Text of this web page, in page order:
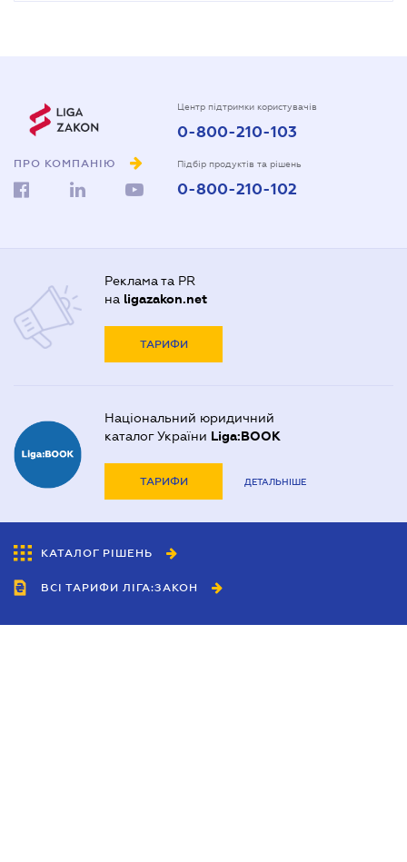
ПРО КОМПАНІЮ
Центр підтримки користувачів
0-800-210-103
Підбір продуктів та рішень
0-800-210-102
Реклама та PR
на ligazakon.net
ТАРИФИ
Національний юридичний
каталог України Liga:BOOK
ТАРИФИ ДЕТАЛЬНІШЕ
КАТАЛОГ РІШЕНЬ
ВСІ ТАРИФИ ЛІГА:ЗАКОН